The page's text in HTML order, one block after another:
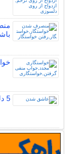
5 دلیلی که باعث می شود عاشق جنس مخالف شوید!!